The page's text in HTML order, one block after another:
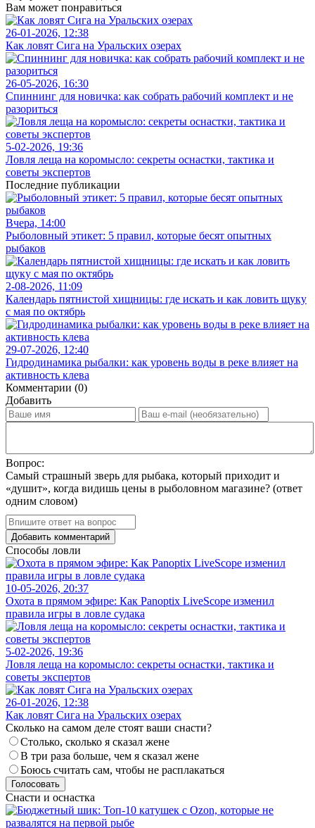
Вам может понравиться
26-01-2026, 12:38
Как ловят Сига на Уральских озерах
26-05-2026, 16:30
Спиннинг для новичка: как собрать рабочий комплект и не
разориться
5-02-2026, 19:36
Ловля леща на коромысло: секреты оснастки, тактика и
советы экспертов
Последние публикации
Вчера, 14:00
Рыболовный этикет: 5 правил, которые бесят опытных
рыбаков
2-08-2026, 11:09
Календарь пятнистой хищницы: где искать и как ловить щуку
с мая по октябрь
29-07-2026, 12:40
Гидродинамика рыбалки: как уровень воды в реке влияет на
активность клева
Комментарии (0)
Добавить
Вопрос:
Самый страшный зверь для рыбака, который приходит и
«душит», когда видишь цены в рыболовном магазине? (ответ
одним словом)
Добавить комментарий
Способы ловли
10-05-2026, 20:37
Охота в прямом эфире: Как Panoptix LiveScope изменил
правила игры в ловле судака
5-02-2026, 19:36
Ловля леща на коромысло: секреты оснастки, тактика и
советы экспертов
26-01-2026, 12:38
Как ловят Сига на Уральских озерах
Сколько на самом деле стоят ваши снасти?
Столько, сколько я сказал жене
В три раза больше, чем я сказал жене
Боюсь считать сам, чтобы не расплакаться
Голосовать
Снасти и оснастка